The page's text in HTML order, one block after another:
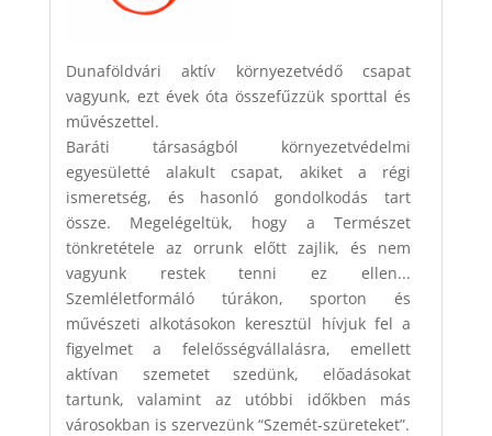
Dunaföldvári aktív környezetvédő csapat
vagyunk, ezt évek óta összefűzzük sporttal és
művészettel.
Baráti társaságból környezetvédelmi
egyesületté alakult csapat, akiket a régi
ismeretség, és hasonló gondolkodás tart
össze. Megelégeltük, hogy a Természet
tönkretétele az orrunk előtt zajlik, és nem
vagyunk restek tenni ez ellen...
Szemléletformáló túrákon, sporton és
művészeti alkotásokon keresztül hívjuk fel a
figyelmet a felelősségvállalásra, emellett
aktívan szemetet szedünk, előadásokat
tartunk, valamint az utóbbi időkben más
városokban is szervezünk “Szemét-szüreteket”.